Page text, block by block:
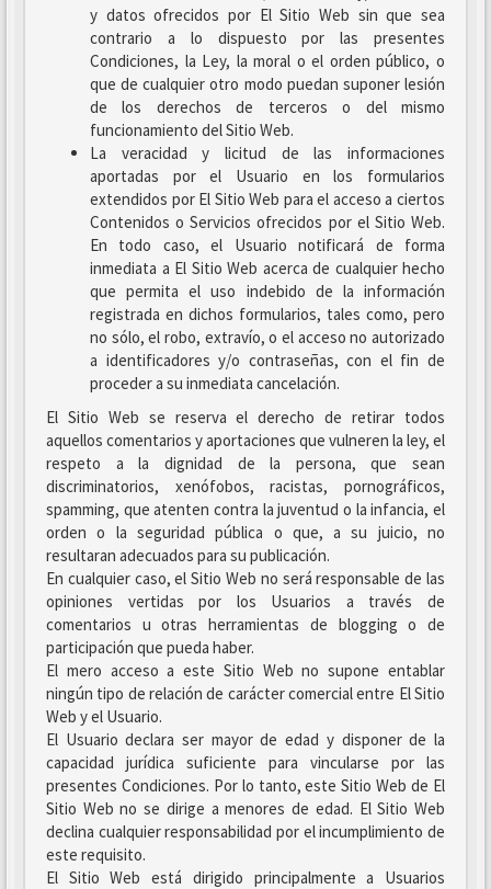
y datos ofrecidos por El Sitio Web sin que sea
contrario a lo dispuesto por las presentes
Condiciones, la Ley, la moral o el orden público, o
que de cualquier otro modo puedan suponer lesión
de los derechos de terceros o del mismo
funcionamiento del Sitio Web.
La veracidad y licitud de las informaciones
aportadas por el Usuario en los formularios
extendidos por El Sitio Web para el acceso a ciertos
Contenidos o Servicios ofrecidos por el Sitio Web.
En todo caso, el Usuario notificará de forma
inmediata a El Sitio Web acerca de cualquier hecho
que permita el uso indebido de la información
registrada en dichos formularios, tales como, pero
no sólo, el robo, extravío, o el acceso no autorizado
a identificadores y/o contraseñas, con el fin de
proceder a su inmediata cancelación.
El Sitio Web se reserva el derecho de retirar todos
aquellos comentarios y aportaciones que vulneren la ley, el
respeto a la dignidad de la persona, que sean
discriminatorios, xenófobos, racistas, pornográficos,
spamming, que atenten contra la juventud o la infancia, el
orden o la seguridad pública o que, a su juicio, no
resultaran adecuados para su publicación.
En cualquier caso, el Sitio Web no será responsable de las
opiniones vertidas por los Usuarios a través de
comentarios u otras herramientas de blogging o de
participación que pueda haber.
El mero acceso a este Sitio Web no supone entablar
ningún tipo de relación de carácter comercial entre El Sitio
Web y el Usuario.
El Usuario declara ser mayor de edad y disponer de la
capacidad jurídica suficiente para vincularse por las
presentes Condiciones. Por lo tanto, este Sitio Web de El
Sitio Web no se dirige a menores de edad. El Sitio Web
declina cualquier responsabilidad por el incumplimiento de
este requisito.
El Sitio Web está dirigido principalmente a Usuarios